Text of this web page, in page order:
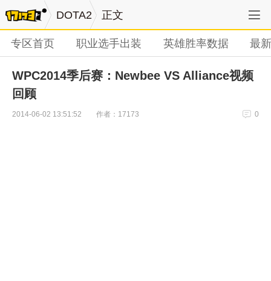
DOTA2 正文
专区首页 职业选手出装 英雄胜率数据 最
WPC2014季后赛：Newbee VS Alliance视频
回顾
2014-06-02 13:51:52 作者：17173 0